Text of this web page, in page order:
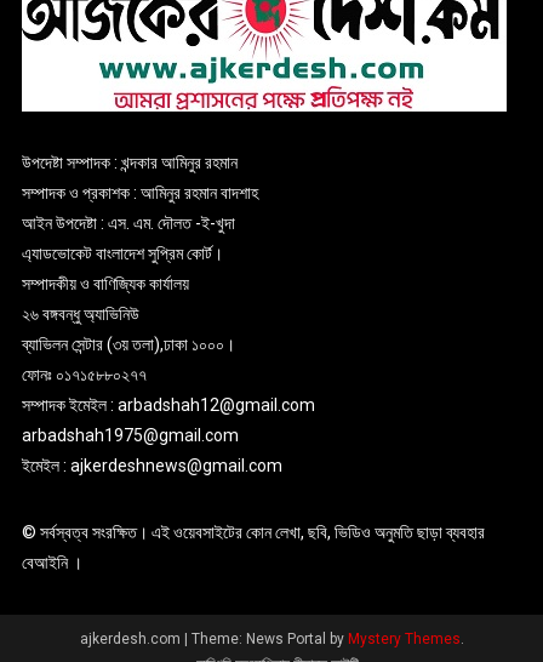
উপদেষ্টা সম্পাদক : খন্দকার আমিনুর রহমান
সম্পাদক ও প্রকাশক : আমিনুর রহমান বাদশাহ
আইন উপদেষ্টা : এস. এম. দৌলত -ই-খুদা
এ্যাডভোকেট বাংলাদেশ সুপ্রিম কোর্ট।
সম্পাদকীয় ও বাণিজ্যিক কার্যালয়
২৬ বঙ্গবন্ধু অ্যাভিনিউ
ব্যাভিলন সেন্টার (৩য় তলা),ঢাকা ১০০০।
ফোনঃ ০১৭১৫৮৮০২৭৭
সম্পাদক ইমেইল : arbadshah12@gmail.com
arbadshah1975@gmail.com
ইমেইল : ajkerdeshnews@gmail.com
© সর্বস্বত্ব সংরক্ষিত। এই ওয়েবসাইটের কোন লেখা, ছবি, ভিডিও অনুমতি ছাড়া ব্যবহার
বেআইনি ।
ajkerdesh.com | Theme: News Portal by Mystery Themes